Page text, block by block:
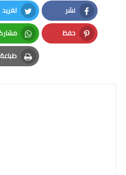
نشر
Facebook
تغريد
Twitter
حفظ
Pinterest
طباعة
Print